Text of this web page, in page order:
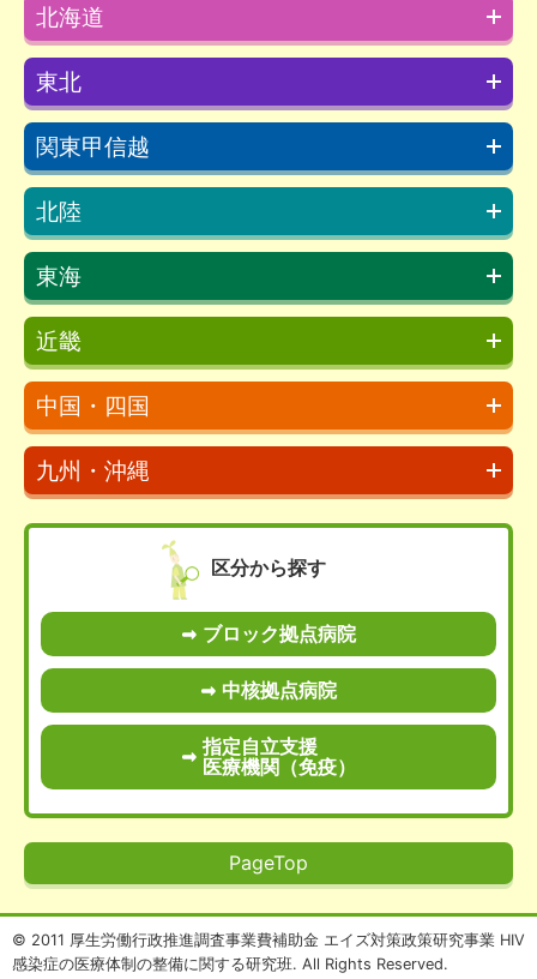
北海道
東北
関東甲信越
北陸
東海
近畿
中国・四国
九州・沖縄
区分から探す
ブロック拠点病院
中核拠点病院
指定自立支援
医療機関（免疫）
PageTop
© 2011 厚生労働行政推進調査事業費補助金 エイズ対策政策研究事業 HIV
感染症の医療体制の整備に関する研究班. All Rights Reserved.